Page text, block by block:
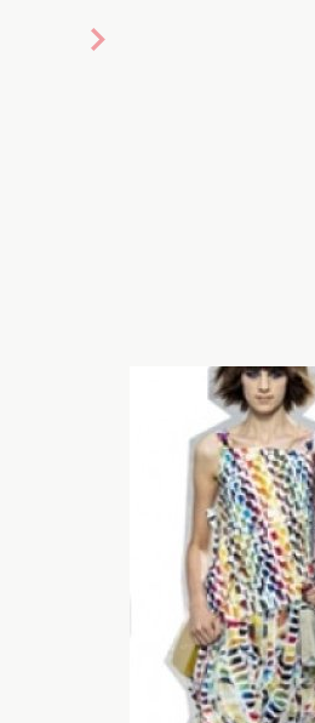
необходимости, а
также
сочетаются с
аксессуаров
модные тренды
Itskins можно найти в
фишки, ТехноЕж, а